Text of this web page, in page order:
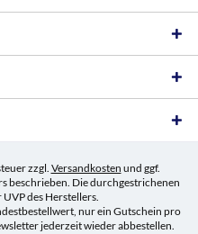
zzgl. Versandkosten und ggf.
beschrieben. Die durchgestrichenen
des Herstellers.
nur ein Gutschein pro
jederzeit wieder abbestellen.